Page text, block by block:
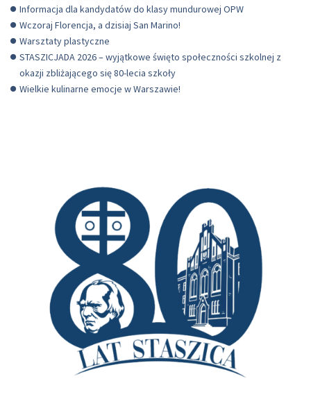
Informacja dla kandydatów do klasy mundurowej OPW
Wczoraj Florencja, a dzisiaj San Marino!
Warsztaty plastyczne
STASZICJADA 2026 – wyjątkowe święto społeczności szkolnej z
okazji zbliżającego się 80-lecia szkoły
Wielkie kulinarne emocje w Warszawie!